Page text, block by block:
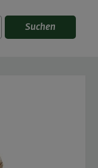
Suchen